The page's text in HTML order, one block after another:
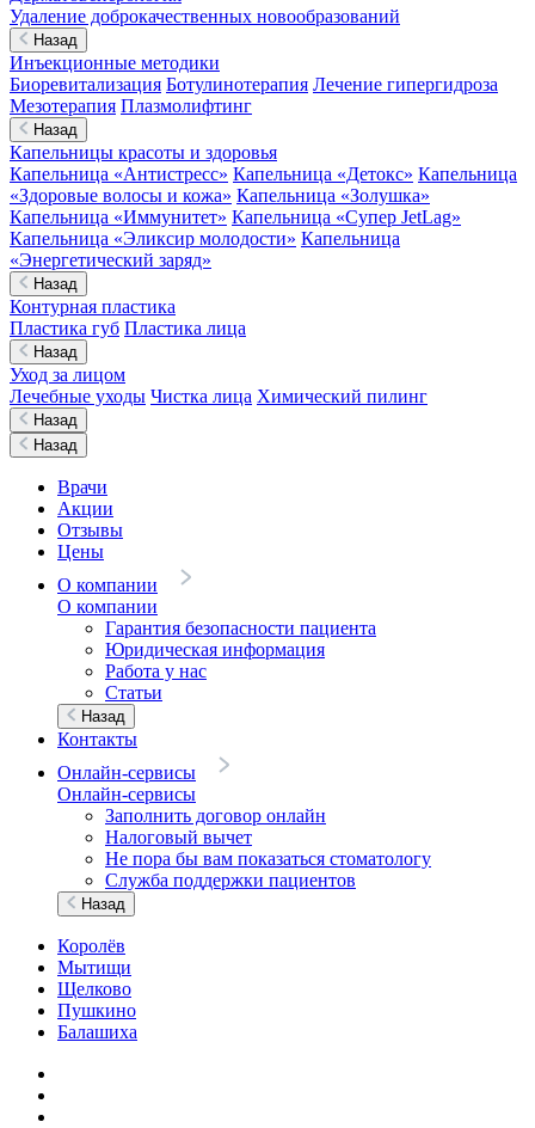
Удаление доброкачественных новообразований
Назад
Инъекционные методики
Биоревитализация Ботулинотерапия Лечение гипергидроза
Мезотерапия Плазмолифтинг
Назад
Капельницы красоты и здоровья
Капельница «Антистресс» Капельница «Детокс» Капельница
«Здоровые волосы и кожа» Капельница «Золушка»
Капельница «Иммунитет» Капельница «Супер JetLag»
Капельница «Эликсир молодости» Капельница
«Энергетический заряд»
Назад
Контурная пластика
Пластика губ Пластика лица
Назад
Уход за лицом
Лечебные уходы Чистка лица Химический пилинг
Назад
Назад
Врачи
Акции
Отзывы
Цены
О компании
О компании
Гарантия безопасности пациента
Юридическая информация
Работа у нас
Статьи
Назад
Контакты
Онлайн-сервисы
Онлайн-сервисы
Заполнить договор онлайн
Налоговый вычет
Не пора бы вам показаться стоматологу
Служба поддержки пациентов
Назад
Королёв
Мытищи
Щелково
Пушкино
Балашиха